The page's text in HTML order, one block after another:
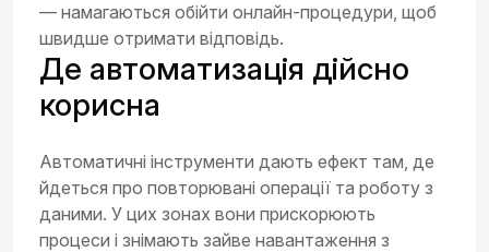
— намагаються обійти онлайн-процедури, щоб
швидше отримати відповідь.
Де автоматизація дійсно
корисна
Автоматичні інструменти дають ефект там, де
йдеться про повторювані операції та роботу з
даними. У цих зонах вони прискорюють
процеси і знімають зайве навантаження з